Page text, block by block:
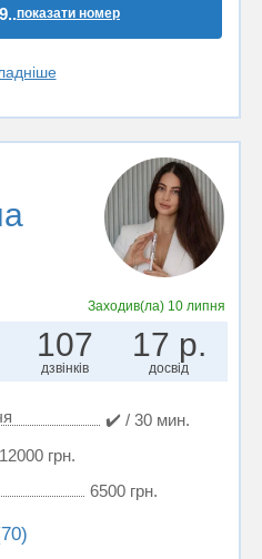
показати номер
Заходив(ла) 10 липня
107
дзвінків
17 р.
досвід
✔️ / 30 мин.
12000 грн.
6500 грн.